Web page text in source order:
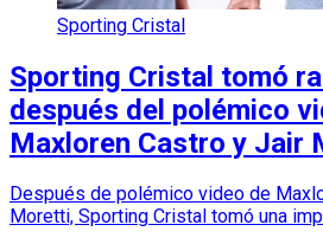
Sporting Cristal
Sporting Cristal tomó
después del polémico
Maxloren Castro y Jair
Después de polémico video de
Moretti, Sporting Cristal tomó una